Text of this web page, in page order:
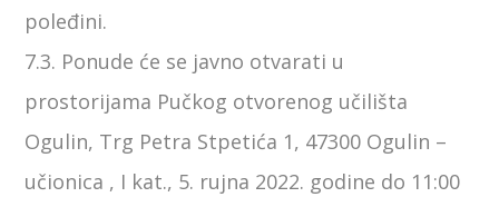
poleđini.
7.3. Ponude će se javno otvarati u
prostorijama Pučkog otvorenog učilišta
Ogulin, Trg Petra Stpetića 1, 47300 Ogulin –
učionica , I kat., 5. rujna 2022. godine do 11:00